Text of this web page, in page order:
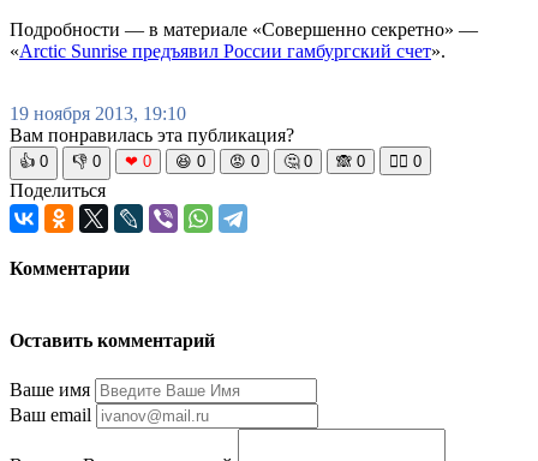
Подробности — в материале «Совершенно секретно» —
«Arctic Sunrise предъявил России гамбургский счет».
19 ноября 2013, 19:10
Вам понравилась эта публикация?
👍 0 👎 0 ❤ 0 😆 0 😡 0 🤔 0 🙈 0 🧘‍♀️ 0
Поделиться
Комментарии
Оставить комментарий
Ваше имя
Ваш email